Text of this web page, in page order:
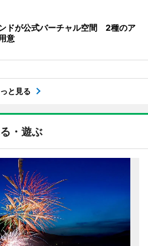
ドが公式バーチャル空間 2種のア
意
と見る
・遊ぶ